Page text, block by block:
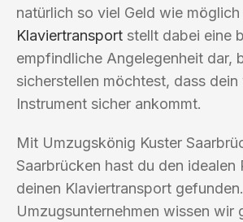
natürlich so viel Geld wie
Klaviertransport stellt dabei eine
empfindliche Angelegenheit dar,
sicherstellen möchtest, dass
Instrument sicher ankommt.
Mit Umzugskönig Kuster
Saarbrücken hast du den idealen
deinen Klaviertransport
Umzugsunternehmen wissen wir